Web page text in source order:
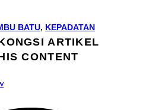
BATU, KEPADATAN
ARTIKEL
CONTENT